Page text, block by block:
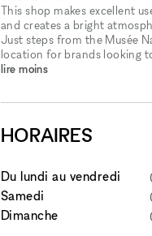
This shop makes excellent
and creates a bright
Just steps from the Musée
location for brands looking
lire moins
HORAIRES
Du lundi au vendredi
Samedi
Dimanche